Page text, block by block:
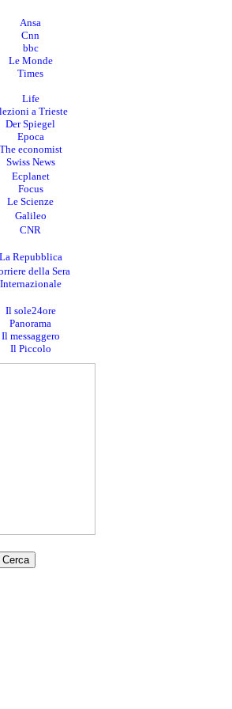
Ansa
Cnn
bbc
Le Monde
Times
Life
a Trieste
Der Spiegel
Epoca
economist
Swiss News
Ecplanet
Focus
Le Scienze
Galileo
CNR
Repubblica
della Sera
Internazionale
Il sole24ore
Panorama
Il messaggero
Il Piccolo